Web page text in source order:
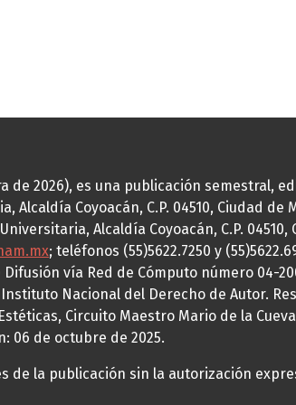
de 2026), es una publicación semestral,
Coyoacán, C.P. 04510, Ciudad
Alcaldía Coyoacán, C.P. 04510,
; teléfonos (55)5622.7250 y
vía Red de Cómputo número 04-
Nacional del Derecho de Autor.
Circuito Maestro Mario de la
06 de octubre de 2025.
la publicación sin la autorización